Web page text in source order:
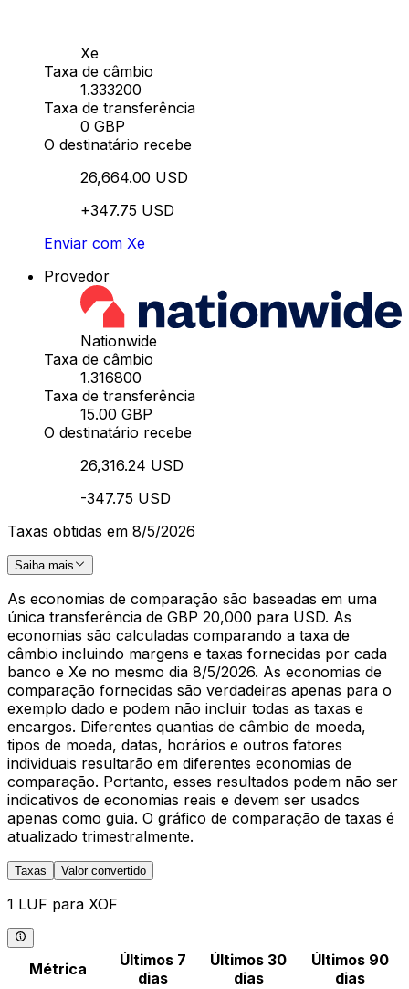
Xe
Taxa de câmbio
1.333200
Taxa de transferência
0 GBP
O destinatário recebe
26,664.00 USD
+347.75 USD
Enviar com Xe
Provedor
Nationwide
Taxa de câmbio
1.316800
Taxa de transferência
15.00 GBP
O destinatário recebe
26,316.24 USD
-347.75 USD
Taxas obtidas em 8/5/2026
Saiba mais
As economias de comparação são baseadas em uma
única transferência de GBP 20,000 para USD. As
economias são calculadas comparando a taxa de
câmbio incluindo margens e taxas fornecidas por cada
banco e Xe no mesmo dia 8/5/2026. As economias de
comparação fornecidas são verdadeiras apenas para o
exemplo dado e podem não incluir todas as taxas e
encargos. Diferentes quantias de câmbio de moeda,
tipos de moeda, datas, horários e outros fatores
individuais resultarão em diferentes economias de
comparação. Portanto, esses resultados podem não ser
indicativos de economias reais e devem ser usados
apenas como guia. O gráfico de comparação de taxas é
atualizado trimestralmente.
Taxas Valor convertido
1 LUF para XOF
Métrica
Últimos 7
dias
Últimos 30
dias
Últimos 90
dias